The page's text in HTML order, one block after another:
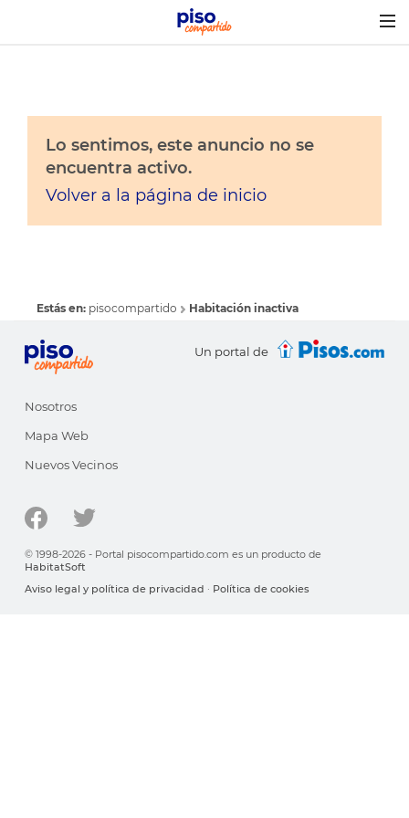
Lo sentimos, este anuncio no se
encuentra activo.
Volver a la página de inicio
Estás en: pisocompartido Habitación inactiva
Un portal de
Nosotros
Mapa Web
Nuevos Vecinos
© 1998-2026 - Portal pisocompartido.com es un producto de
HabitatSoft
Aviso legal y política de privacidad · Política de cookies